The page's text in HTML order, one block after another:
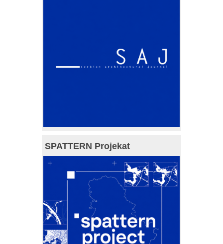
SPATTERN Projekat